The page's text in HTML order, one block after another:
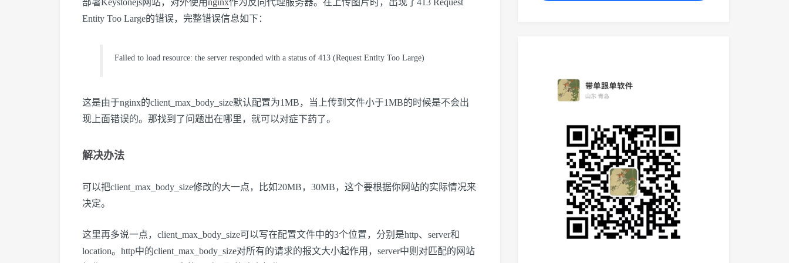
部署Keystonejs网站，对外使用nginx作为反向代理服务器。在上传图片时，出现了413 Request
Entity Too Large的错误，完整错误信息如下：
Failed to load resource: the server responded with a status of 413 (Request Entity Too Large)
这是由于nginx的client_max_body_size默认配置为1MB，当上传到文件小于1MB的时候是不会出
现上面错误的。那找到了问题出在哪里，就可以对症下药了。
解决办法
可以把client_max_body_size修改的大一点，比如20MB，30MB，这个要根据你网站的实际情况来
决定。
这里再多说一点，client_max_body_size可以写在配置文件中的3个位置，分别是http、server和
location。http中的client_max_body_size对所有的请求的报文大小起作用，server中则对匹配的网站